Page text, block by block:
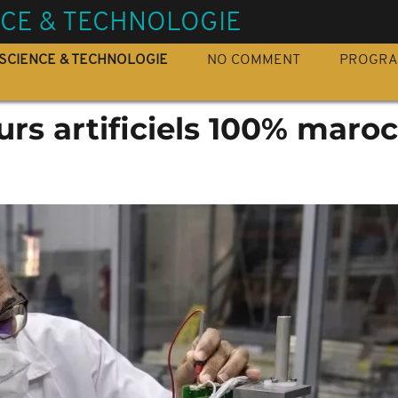
& TECHNOLOGIE
SCIENCE & TECHNOLOGIE NO COMMENT
artificiels 100%